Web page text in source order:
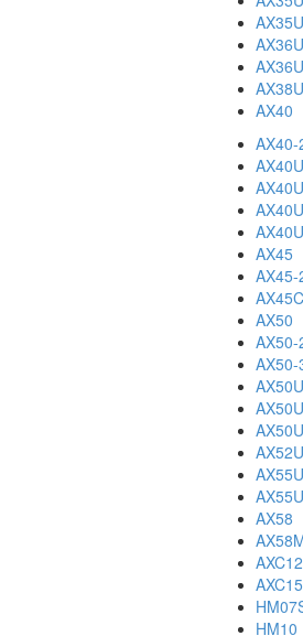
AX36U
AX40
AX40-
AX40U
AX45
AX45-
AX50
AX50-
AX50-
AX50U
AX58
AXC12
AXC15
HM10